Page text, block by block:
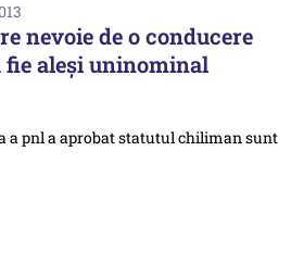
nevoie de o conducere
fie aleși uninominal